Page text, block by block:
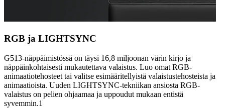
RGB ja LIGHTSYNC
G513-näppäimistössä on täysi 16,8 miljoonan värin kirjo ja
näppäinkohtaisesti mukautettava valaistus. Luo omat RGB-
animaatiotehosteet tai valitse esimääritellyistä valaistustehosteista ja
animaatioista. Uuden LIGHTSYNC-tekniikan ansiosta RGB-
valaistus on pelien ohjaamaa ja uppoudut mukaan entistä
syvemmin.1